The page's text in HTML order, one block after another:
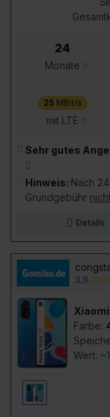
24
Monate
25MBit/s
mit LTE
Sehr gutes
Hinweis: Nach
Grundgebühr
Details
3,9
Xiaomi
Farbe:
Wert: